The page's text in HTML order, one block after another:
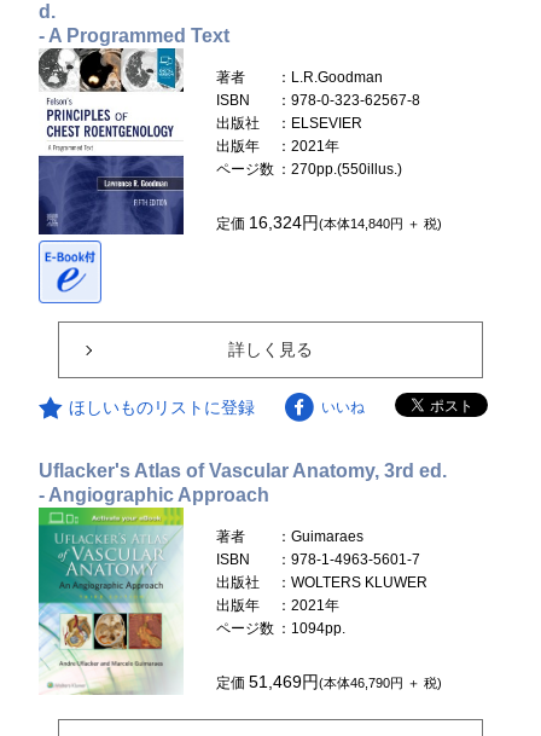
d.
- A Programmed Text
著者
：L.R.Goodman
ISBN
：978-0-323-62567-8
出版社
：ELSEVIER
出版年
：2021年
ページ数 ：270pp.(550illus.)
定価 16,324円(本体14,840円 ＋ 税)
詳しく見る
ほしいものリストに登録 いいね
Uflacker's Atlas of Vascular Anatomy, 3rd ed.
- Angiographic Approach
著者
：Guimaraes
ISBN
：978-1-4963-5601-7
出版社
：WOLTERS KLUWER
出版年
：2021年
ページ数 ：1094pp.
定価51,469円(本体46,790円 ＋ 税)